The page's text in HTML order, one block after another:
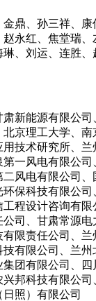
、孙三祥、康
永红、焦堂瑞、
、刘运、连胜、
新能源有限公司
京理工大学、南
技术研究所、兰
一风电有限公
风电有限公司
保科技有限公司
程设计咨询有限
司、甘肃常源电
限责任公司、兰
有限公司、兰州
团有限公司、
邦科技有限公司
照）有限公司